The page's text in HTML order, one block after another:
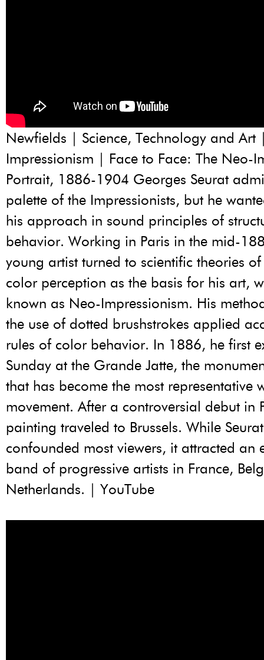
Newfields | Science, Technology and
Impressionism | Face to Face: The Neo-
Portrait, 1886-1904 Georges Seurat
palette of the Impressionists, but he
his approach in sound principles of
behavior. Working in Paris in the mid-
young artist turned to scientific theories
color perception as the basis for his art,
known as Neo-Impressionism. His
the use of dotted brushstrokes applied
rules of color behavior. In 1886, he first
Sunday at the Grande Jatte, the
that has become the most representative
movement. After a controversial debut in
painting traveled to Brussels. While
confounded most viewers, it attracted an
band of progressive artists in France,
Netherlands. | YouTube